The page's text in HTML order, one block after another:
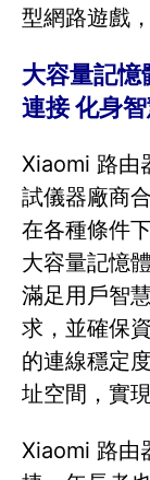
型網路遊戲
大容量記
連接 化身
Xiaomi 路由
試儀器廠商
在各種條件
大容量記憶
滿足用戶智
求，並確保
的連線穩定
址空間，實
Xiaomi 路由